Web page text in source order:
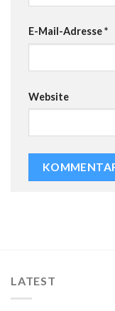
E-Mail-Adresse*
Website
LATEST